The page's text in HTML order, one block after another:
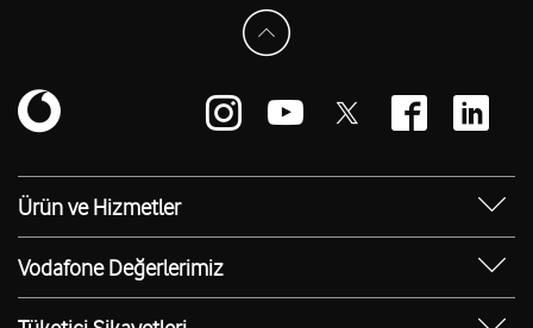
Ürün ve Hizmetler
Yanımda Uygulaması
Vodafone 4.5G
Ürünler
Vodafone Değerlerimiz
Sosyal Destek